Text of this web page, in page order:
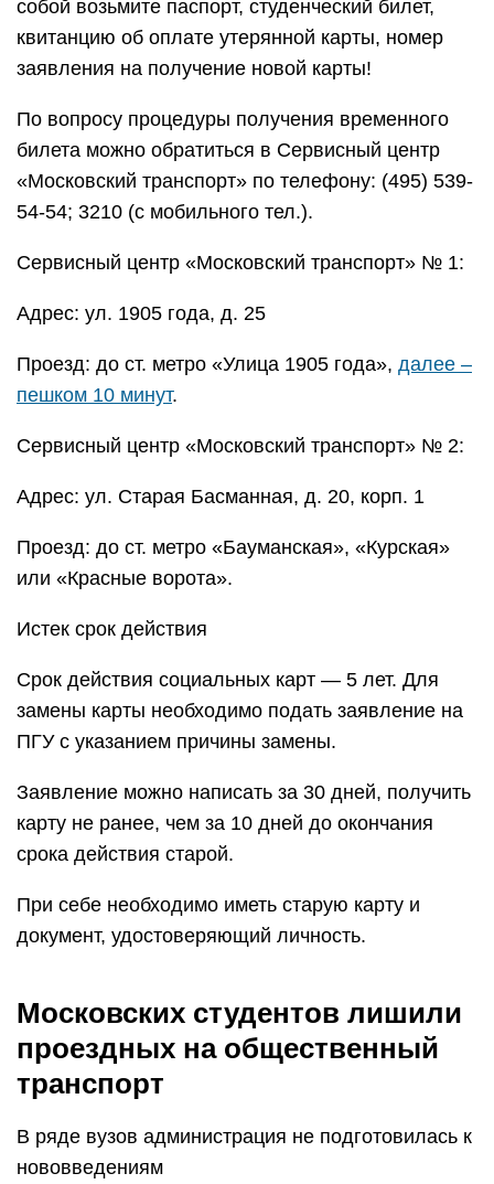
собой возьмите паспорт, студенческий билет,
квитанцию об оплате утерянной карты, номер
заявления на получение новой карты!
По вопросу процедуры получения временного
билета можно обратиться в Сервисный центр
«Московский транспорт» по телефону: (495) 539-
54-54; 3210 (с мобильного тел.).
Сервисный центр «Московский транспорт» № 1:
Адрес: ул. 1905 года, д. 25
Проезд: до ст. метро «Улица 1905 года», далее –
пешком 10 минут.
Сервисный центр «Московский транспорт» № 2:
Адрес: ул. Старая Басманная, д. 20, корп. 1
Проезд: до ст. метро «Бауманская», «Курская»
или «Красные ворота».
Истек срок действия
Cрок действия социальных карт — 5 лет. Для
замены карты необходимо подать заявление на
ПГУ с указанием причины замены.
Заявление можно написать за 30 дней, получить
карту не ранее, чем за 10 дней до окончания
срока действия старой.
При себе необходимо иметь старую карту и
документ, удостоверяющий личность.
Московских студентов лишили
проездных на общественный
транспорт
В ряде вузов администрация не подготовилась к
нововведениям